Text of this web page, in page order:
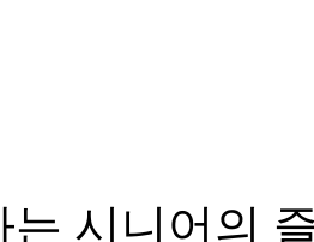
는 시니어의